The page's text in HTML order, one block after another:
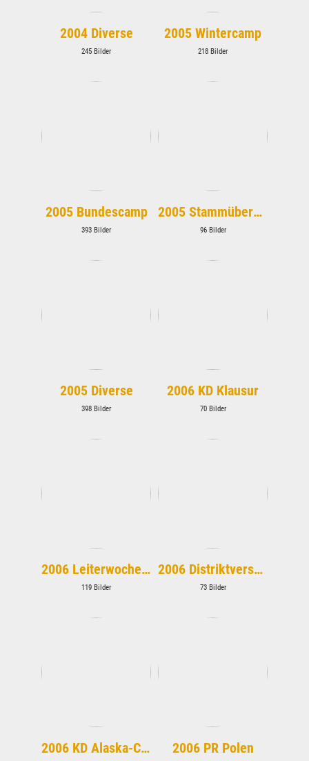
2004 Diverse
245 Bilder
2005 Wintercamp
218 Bilder
2005 Bundescamp
393 Bilder
2005 Stammübernachtung
96 Bilder
2005 Diverse
398 Bilder
2006 KD Klausur
70 Bilder
2006 Leiterwochenende
119 Bilder
2006 Distriktversammlung
73 Bilder
2006 KD Alaska-Camp 2006 PR Polen